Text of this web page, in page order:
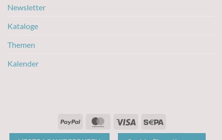
Newsletter
Kataloge
Themen
Kalender
PayPal MasterCard
Visa Sepa